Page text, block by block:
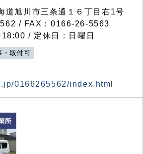
旭川市三条通１６丁目右1号
/ FAX：0166-26-5563
/ 定休日：日曜日
・取付可
0166265562/index.html